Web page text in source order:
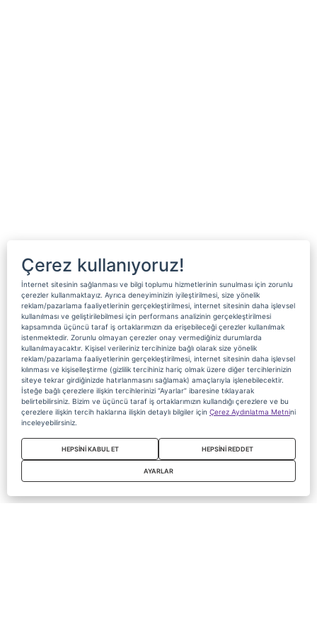
Çerez kullanıyoruz!
İnternet sitesinin sağlanması ve bilgi toplumu hizmetlerinin sunulması için zorunlu
çerezler kullanmaktayız. Ayrıca deneyiminizin iyileştirilmesi, size yönelik
reklam/pazarlama faaliyetlerinin gerçekleştirilmesi, internet sitesinin daha işlevsel
kullanılması ve geliştirilebilmesi için performans analizinin gerçekleştirilmesi
kapsamında üçüncü taraf iş ortaklarımızın da erişebileceği çerezler kullanılmak
istenmektedir. Zorunlu olmayan çerezler onay vermediğiniz durumlarda
kullanılmayacaktır. Kişisel verileriniz tercihinize bağlı olarak size yönelik
reklam/pazarlama faaliyetlerinin gerçekleştirilmesi, internet sitesinin daha işlevsel
kılınması ve kişiselleştirme (gizlilik tercihiniz hariç olmak üzere diğer tercihlerinizin
siteye tekrar girdiğinizde hatırlanmasını sağlamak) amaçlarıyla işlenebilecektir.
İsteğe bağlı çerezlere ilişkin tercihlerinizi “Ayarlar” ibaresine tıklayarak
belirtebilirsiniz. Bizim ve üçüncü taraf iş ortaklarımızın kullandığı çerezlere ve bu
çerezlere ilişkin tercih haklarına ilişkin detaylı bilgiler için Çerez Aydınlatma Metnini
inceleyebilirsiniz.
HEPSİNİ KABUL ET HEPSİNİ REDDET
AYARLAR